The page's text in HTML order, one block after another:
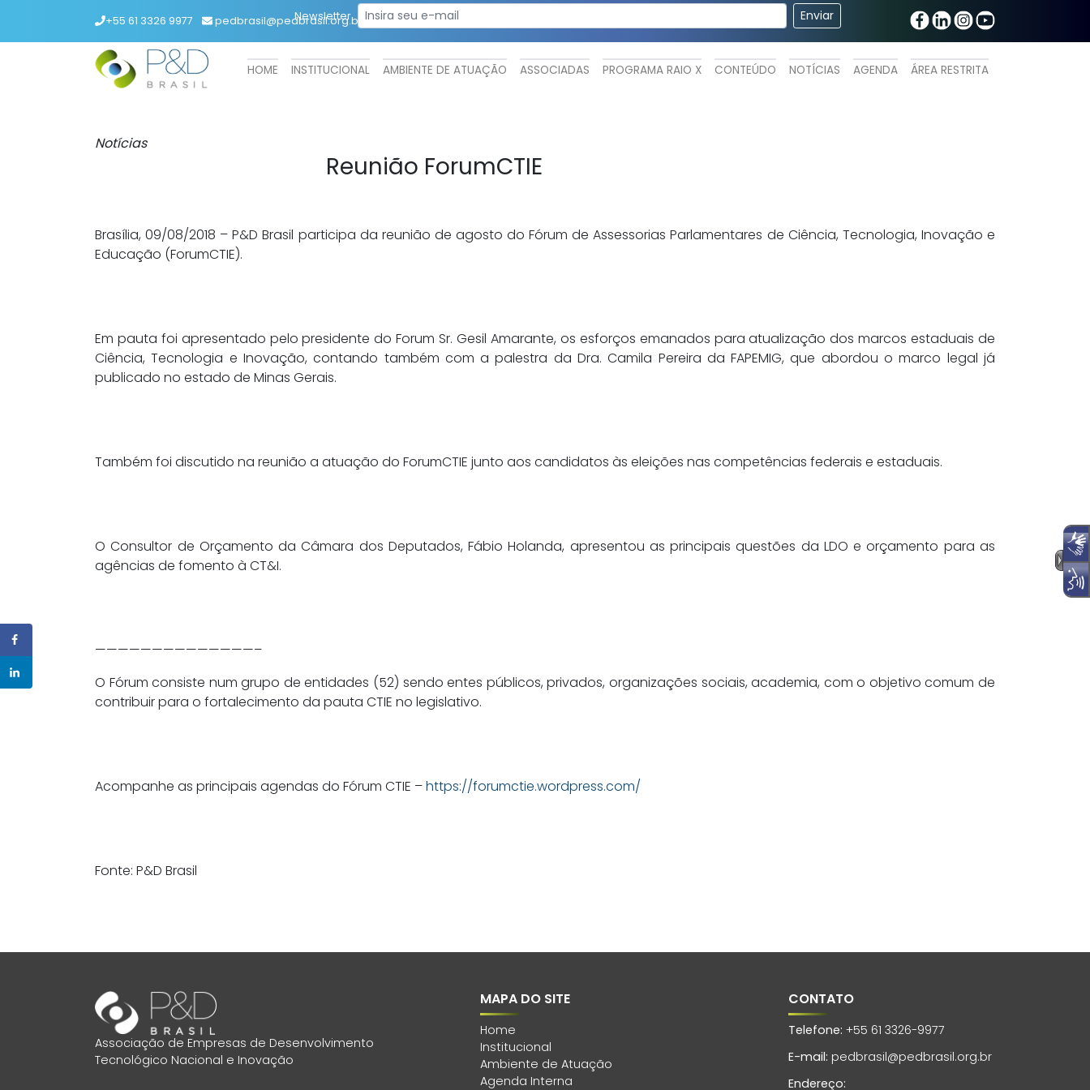
+55 61 3326 9977 pedbrasil@pedbrasil.org.br
Newsletter
HOME INSTITUCIONAL AMBIENTE DE ATUAÇÃO ASSOCIADAS PROGRAMA RAIO X CONTEÚDO NOTÍCIAS AGENDA ÁREA RESTRITA
Notícias
Reunião ForumCTIE
Brasília, 09/08/2018 – P&D Brasil participa da reunião de agosto do Fórum de Assessorias Parlamentares de Ciência, Tecnologia, Inovação e
Educação (ForumCTIE).
Em pauta foi apresentado pelo presidente do Forum Sr. Gesil Amarante, os esforços emanados para atualização dos marcos estaduais de
Ciência, Tecnologia e Inovação, contando também com a palestra da Dra. Camila Pereira da FAPEMIG, que abordou o marco legal já
publicado no estado de Minas Gerais.
Também foi discutido na reunião a atuação do ForumCTIE junto aos candidatos às eleições nas competências federais e estaduais.
O Consultor de Orçamento da Câmara dos Deputados, Fábio Holanda, apresentou as principais questões da LDO e orçamento para as
agências de fomento à CT&I.
——————————————–
O Fórum consiste num grupo de entidades (52) sendo entes públicos, privados, organizações sociais, academia, com o objetivo comum de
contribuir para o fortalecimento da pauta CTIE no legislativo.
Acompanhe as principais agendas do Fórum CTIE –https://forumctie.wordpress.com/
Fonte: P&D Brasil
Associação de Empresas de Desenvolvimento
Tecnológico Nacional e Inovação
MAPA DO SITE
Home
Institucional
Ambiente de Atuação
Agenda Interna
CONTATO
Telefone: +55 61 3326-9977
E-mail: pedbrasil@pedbrasil.org.br
Endereço: